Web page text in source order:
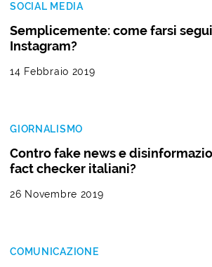
SOCIAL MEDIA
Semplicemente: come farsi
Instagram?
14 Febbraio 2019
GIORNALISMO
Contro fake news e
fact checker italiani?
26 Novembre 2019
COMUNICAZIONE